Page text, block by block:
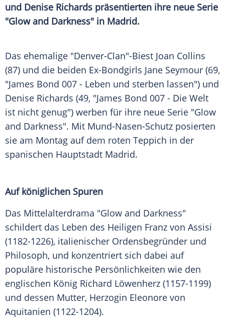
und Denise Richards präsentierten ihre neue Serie
"Glow and Darkness" in Madrid.
Das ehemalige "Denver-Clan"-Biest Joan Collins
(87) und die beiden Ex-Bondgirls Jane Seymour (69,
"James Bond 007 - Leben und sterben lassen") und
Denise Richards (49, "James Bond 007 - Die Welt
ist nicht genug") werben für ihre neue Serie "Glow
and Darkness". Mit Mund-Nasen-Schutz posierten
sie am Montag auf dem roten Teppich in der
spanischen Hauptstadt Madrid.
Auf königlichen Spuren
Das Mittelalterdrama "Glow and Darkness"
schildert das Leben des Heiligen Franz von Assisi
(1182-1226), italienischer Ordensbegründer und
Philosoph, und konzentriert sich dabei auf
populäre historische Persönlichkeiten wie den
englischen König Richard Löwenherz (1157-1199)
und dessen Mutter, Herzogin Eleonore von
Aquitanien (1122-1204).